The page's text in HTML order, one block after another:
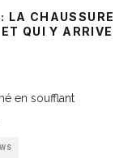
LA CHAUSSURE
QUI Y ARRIVE
en soufflant